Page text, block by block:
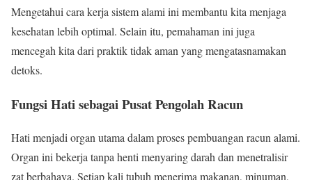
Mengetahui cara kerja sistem alami ini membantu kita menjaga
kesehatan lebih optimal. Selain itu, pemahaman ini juga
mencegah kita dari praktik tidak aman yang mengatasnamakan
detoks.
Fungsi Hati sebagai Pusat Pengolah Racun
Hati menjadi organ utama dalam proses pembuangan racun alami.
Organ ini bekerja tanpa henti menyaring darah dan menetralisir
zat berbahaya. Setiap kali tubuh menerima makanan, minuman,